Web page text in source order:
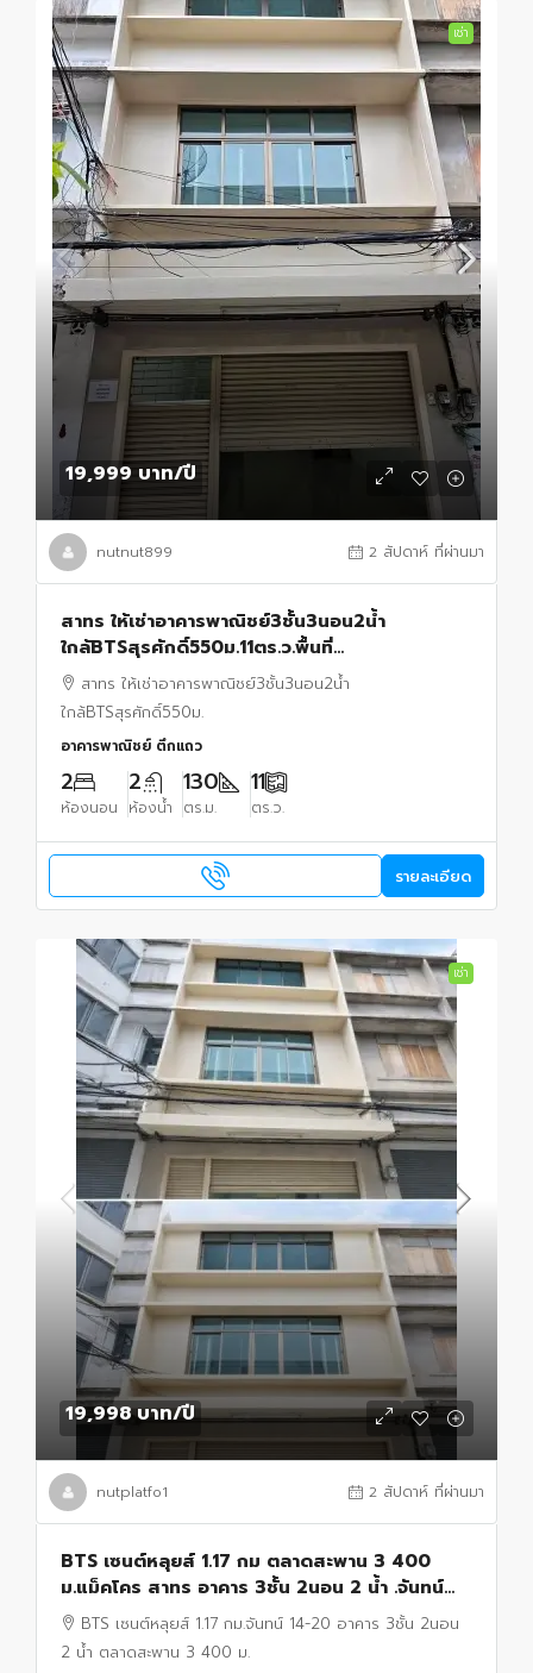
เช่า
19,999 บาท/ปี
nutnut899 2 สัปดาห์ ที่ผ่านมา
สาทร ให้เช่าอาคารพาณิชย์3ชั้น3นอน2น้ำ
ใกล้BTSสุรศักดิ์550ม.11ตร.ว.พื้นที่
ใช้สอย130ตร.ม.เหมาะอยู่อาศัยทำออฟฟิศคลินิก
คาเฟ่เดินทางสะดวก
สาทร ให้เช่าอาคารพาณิชย์3ชั้น3นอน2น้ำ
ใกล้BTSสุรศักดิ์550ม.
อาคารพาณิชย์ ตึกแถว
2
ห้องนอน
2
ห้องน้ำ
130
ตร.ม.
11
ตร.ว.
รายละเอียด
เช่า
19,998 บาท/ปี
nutplatfo1 2 สัปดาห์ ที่ผ่านมา
BTS เซนต์หลุยส์ 1.17 กม ตลาดสะพาน 3 400
ม.แม็คโคร สาทร อาคาร 3ชั้น 2นอน 2 น้ำ .จันทน์
14-20
BTS เซนต์หลุยส์ 1.17 กม.จันทน์ 14-20 อาคาร 3ชั้น 2นอน
2 น้ำ ตลาดสะพาน 3 400 ม.